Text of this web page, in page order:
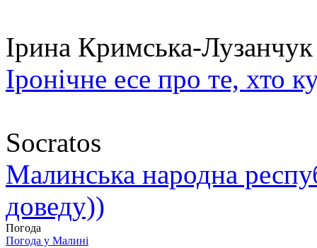
Ірина Кримська-Лузанчук
Іронічне есе про те, хто
Socratos
Малинська народна
доведу))
Погода
Погода у Малині